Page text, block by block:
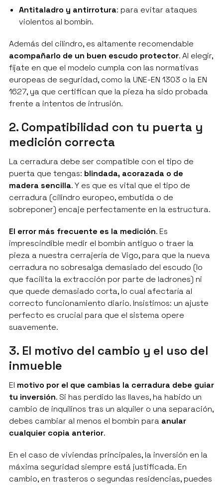
Antitaladro y antirrotura: para evitar ataques
violentos al bombín.
Además del cilindro, es altamente recomendable
acompañarlo de un buen escudo protector. Al elegir,
fíjate en que el modelo cumpla con las normativas
europeas de seguridad, como la UNE-EN 1303 o la EN
1627, ya que certifican que la pieza ha sido probada
frente a intentos de intrusión.
2. Compatibilidad con tu puerta y
medición correcta
La cerradura debe ser compatible con el tipo de
puerta que tengas: blindada, acorazada o de
madera sencilla. Y es que es vital que el tipo de
cerradura (cilindro europeo, embutida o de
sobreponer) encaje perfectamente en la estructura.
El error más frecuente es la medición. Es
imprescindible medir el bombín antiguo o traer la
pieza a nuestra cerrajería de Vigo, para que la nueva
cerradura no sobresalga demasiado del escudo (lo
que facilita la extracción por parte de ladrones) ni
que quede demasiado corta, lo cual afectaría al
correcto funcionamiento diario. Insistimos: un ajuste
perfecto es crucial para que el sistema opere
suavemente.
3. El motivo del cambio y el uso del
inmueble
El motivo por el que cambias la cerradura debe guiar
tu inversión. Si has perdido las llaves, ha habido un
cambio de inquilinos tras un alquiler o una separación,
debes cambiar al menos el bombín para anular
cualquier copia anterior.
En el caso de viviendas principales, la inversión en la
máxima seguridad siempre está justificada. En
cambio, en trasteros o segundas residencias, puedes